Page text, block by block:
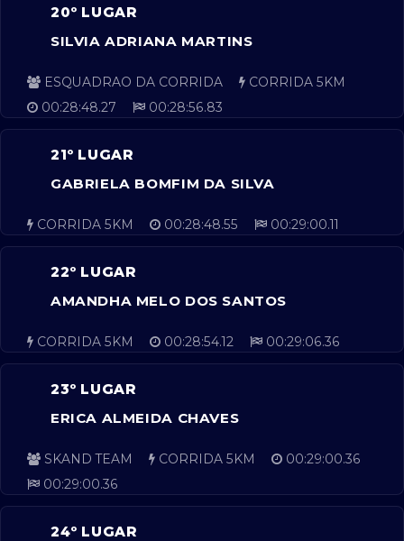
20º LUGAR
SILVIA ADRIANA MARTINS
ESQUADRAO DA CORRIDA
CORRIDA 5KM
00:28:48.27
00:28:56.83
21º LUGAR
GABRIELA BOMFIM DA SILVA
CORRIDA 5KM 00:28:48.55 00:29:00.11
22º LUGAR
AMANDHA MELO DOS SANTOS
CORRIDA 5KM 00:28:54.12 00:29:06.36
23º LUGAR
ERICA ALMEIDA CHAVES
SKAND TEAM CORRIDA 5KM
00:29:00.36
00:29:00.36
24º LUGAR